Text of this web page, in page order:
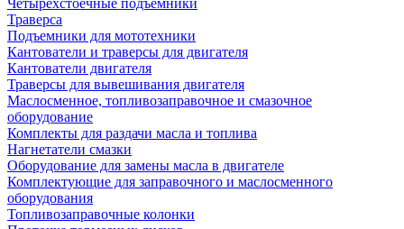
Четырехстоечные подъемники
Траверса
Подъемники для мототехники
Кантователи и траверсы для двигателя
Кантователи двигателя
Траверсы для вывешивания двигателя
Маслосменное, топливозаправочное и смазочное
оборудование
Комплекты для раздачи масла и топлива
Нагнетатели смазки
Оборудование для замены масла в двигателе
Комплектующие для заправочного и маслосменного
оборудования
Топливозаправочные колонки